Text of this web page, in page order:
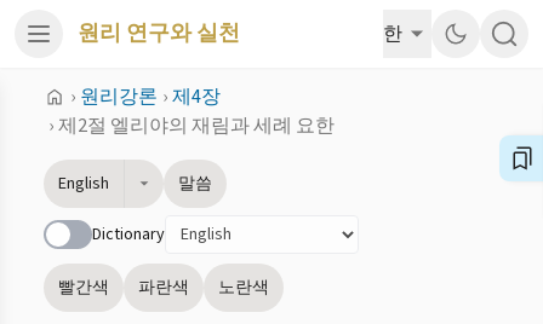
원리 연구와 실천 한
› 원리강론 ›제4장
›제2절 엘리야의 재림과 세례 요한
English 말씀
Dictionary
빨간색 파란색 노란색